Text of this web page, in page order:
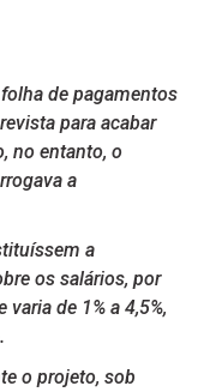
de pagamentos
para acabar
no entanto, o
a
a
os salários, por
de 1% a 4,5%,
o projeto, sob